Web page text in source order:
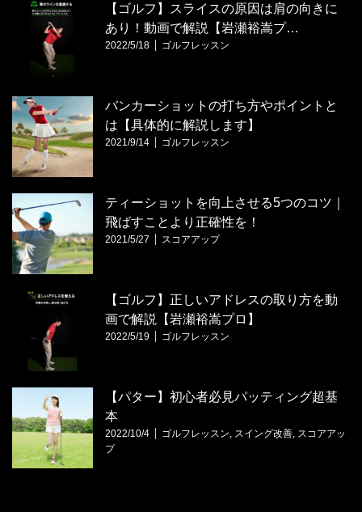
【ゴルフ】スライスの原因は肩の向きに
あり！動画で解説【岩瀬裕嵩プ…
2022/5/18 ゴルフレッスン
バンカーショットの打ち方やポイントと
は【具体的に解説します】
2021/9/14 ゴルフレッスン
ティーショットを向上させる5つのコツ｜
飛ばすことより正確性を！
2021/5/27 スコアアップ
【ゴルフ】正しいアドレスの取り方を動
画で解説【岩瀬裕嵩プロ】
2022/5/19 ゴルフレッスン
【パター】初心者必見パッティング超基
本
2022/10/4 ゴルフレッスン スイング改善 スコアアッ
プ